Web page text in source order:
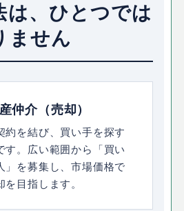
は、ひとつでは
ません
仲介（売却）
約を結び、買い手を探す
す。広い範囲から「買い
」を募集し、市場価格で
を目指します。